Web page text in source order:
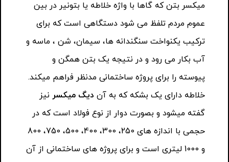
میکسر بتن که گاها با واژه خلاطه یا بتونیر در بین
عموم مردم تلفظ می شود دستگاهی است که برای
ترکیب یکنواخت سنگندانه ها، سیمان، شن ، ماسه و
آب بکار می رود و در نتیجه یک بتن همگن و
پیوسته را برای پروژه ساختمانی مدنظر فراهم میکند.
خلاطه دارای یک بشکه که به آن دیگ میکسر نیز
گفته میشود و بصورت دوار از نوع فولاد است که در
حجمی با اندازه های 250، 300، 400، 500، 750، 800
و 1000 لیتری است و برای پروژه های ساختمانی از آن